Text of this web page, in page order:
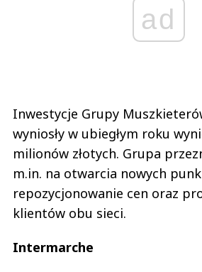
ad
Inwestycje Grupy
wyniosły w ubiegłym roku
milionów złotych. Grupa
m.in. na otwarcia nowych
repozycjonowanie cen oraz
klientów obu sieci.
Intermarche